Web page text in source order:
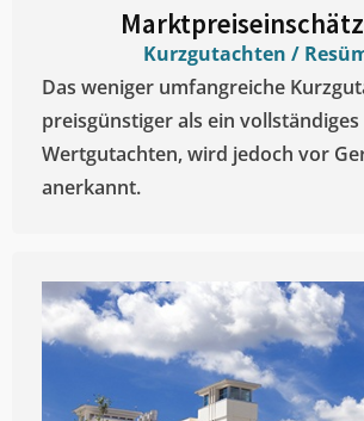
Kurzgutachten /
Das weniger umfangreiche
preisgünstiger als ein vollständiges
Wertgutachten, wird jedoch vor
anerkannt.